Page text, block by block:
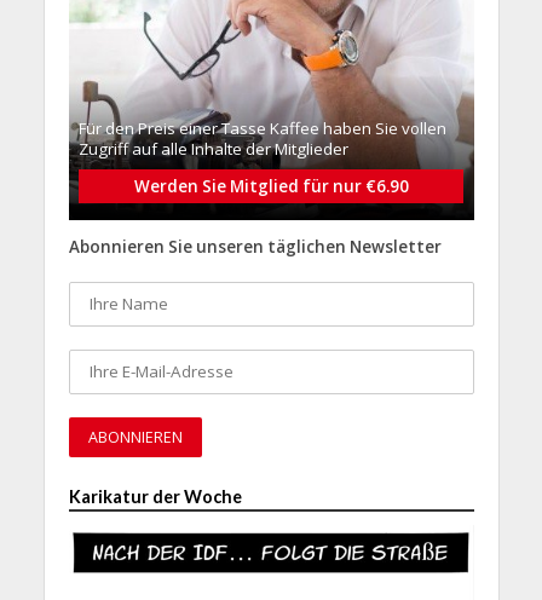
Für den Preis einer Tasse Kaffee haben Sie vollen
Zugriff auf alle Inhalte der Mitglieder
Werden Sie Mitglied für nur €6.90
Abonnieren Sie unseren täglichen Newsletter
Karikatur der Woche